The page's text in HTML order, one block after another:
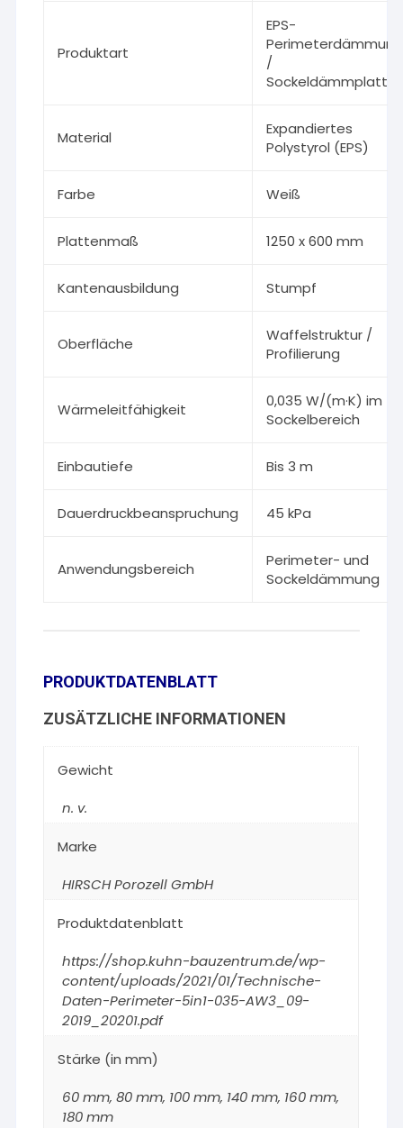
Produktart
EPS-
Perimeterdämmung
/
Sockeldämmplatte
Material
Expandiertes
Polystyrol (EPS)
Farbe Weiß
Plattenmaß 1250 x 600 mm
Kantenausbildung Stumpf
Oberfläche
Waffelstruktur /
Profilierung
Wärmeleitfähigkeit
0,035 W/(m·K) im
Sockelbereich
Einbautiefe Bis 3 m
Dauerdruckbeanspruchung 45 kPa
Anwendungsbereich
Perimeter- und
Sockeldämmung
PRODUKTDATENBLATT
ZUSÄTZLICHE INFORMATIONEN
Gewicht
n. v.
Marke
HIRSCH Porozell GmbH
Produktdatenblatt
https://shop.kuhn-bauzentrum.de/wp-
content/uploads/2021/01/Technische-
Daten-Perimeter-5in1-035-AW3_09-
2019_20201.pdf
Stärke (in mm)
60 mm, 80 mm, 100 mm, 140 mm, 160 mm,
180 mm